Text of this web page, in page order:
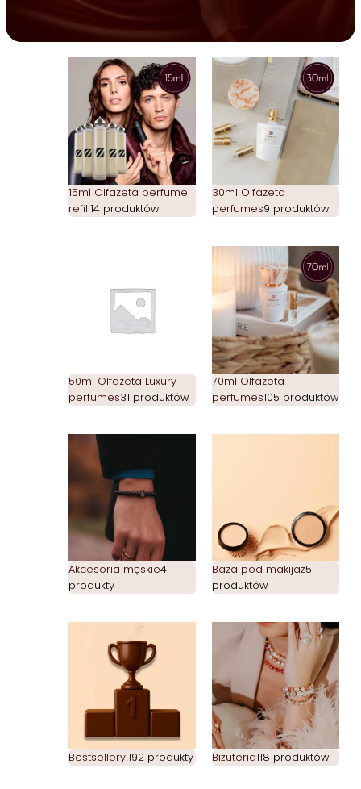
15ml Olfazeta perfume
refill14 produktów
30ml Olfazeta
perfumes9 produktów
50ml Olfazeta Luxury
perfumes31 produktów
70ml Olfazeta
perfumes105 produktów
Akcesoria męskie4
produkty
Baza pod makijaż5
produktów
Bestsellery!192 produkty Biżuteria118 produktów